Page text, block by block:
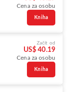
Cena za osobu
Kniha
Začít od
US$ 40.19
Cena za osobu
Kniha